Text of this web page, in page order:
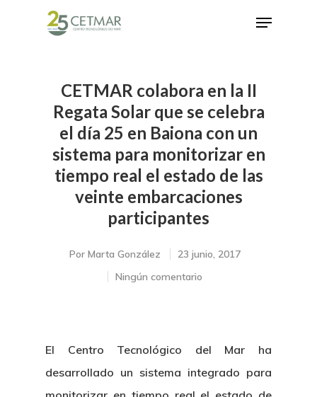
Hit enter to search or ESC to close
CETMAR colabora en la II
Regata Solar que se celebra
el día 25 en Baiona con un
sistema para monitorizar en
tiempo real el estado de las
veinte embarcaciones
participantes
Por Marta González
23 junio, 2017
Ningún comentario
El Centro Tecnológico del Mar ha
desarrollado un sistema integrado para